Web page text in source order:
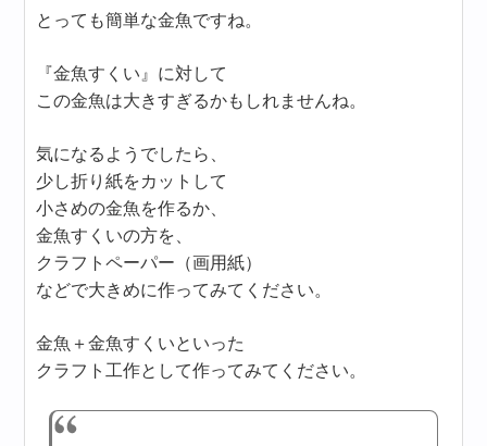
とっても簡単な金魚ですね。
『金魚すくい』に対して
この金魚は大きすぎるかもしれませんね。
気になるようでしたら、
少し折り紙をカットして
小さめの金魚を作るか、
金魚すくいの方を、
クラフトペーパー（画用紙）
などで大きめに作ってみてください。
金魚＋金魚すくいといった
クラフト工作として作ってみてください。